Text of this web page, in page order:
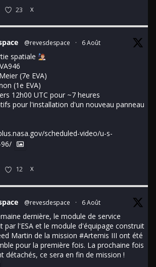
23 X
@revesdespace · 6 Août
spatiale
(7e EVA)
(1e EVA)
12h00 UTC pour ~7 heures
pour l'installation d'un nouveau panneau
scheduled-video/u-s-
12 X
@revesdespace · 6 Août
dernière, le module de service
par l'ESA et le module d'équipage construit
Martin de la mission #Artemis III ont été
pour la première fois. La prochaine fois
détachés, ce sera en fin de mission !